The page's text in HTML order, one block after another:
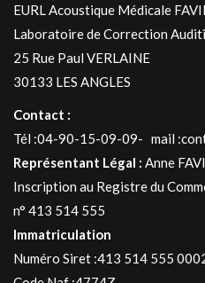
EURL Acoustique Médicale
Laboratoire de Correction
25 Rue Paul VERLAINE
30133 LES ANGLES
Contact :
Tél :04-90-15-09-09- mail
Représentant Légal : Anne
Inscription au Registre du
n° 413 514 555
Immatriculation
Numéro Siret :413 514 555